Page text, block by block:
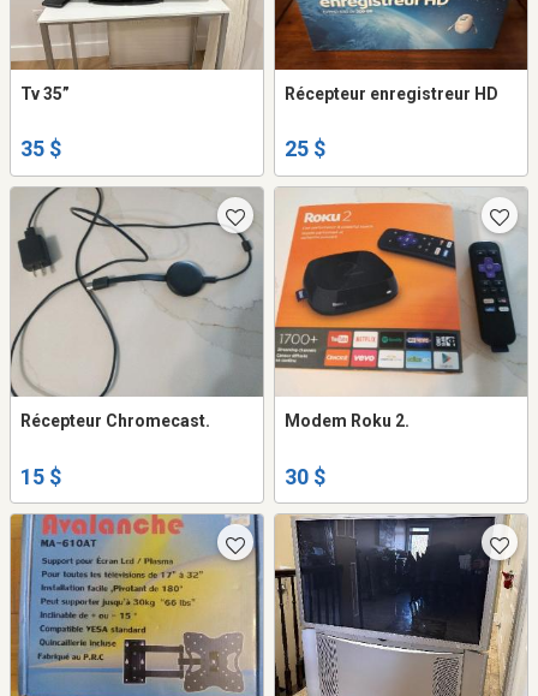
Tv 35”
35 $
Récepteur enregistreur HD
25 $
Récepteur Chromecast.
15 $
Modem Roku 2.
30 $